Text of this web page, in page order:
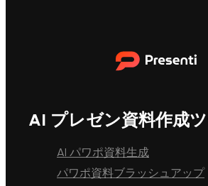
AI プレゼン資料作成
AI パワポ資料生成
パワポ資料ブラッシュアップ